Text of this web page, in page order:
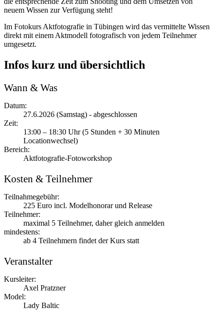
neuem Wissen zur Verfügung steht!
Im Fotokurs Aktfotografie in Tübingen wird das vermittelte Wissen
direkt mit einem Aktmodell fotografisch von jedem Teilnehmer
umgesetzt.
Infos kurz und übersichtlich
Wann & Was
Datum:
27.6.2026 (Samstag) - abgeschlossen
Zeit:
13:00 – 18:30 Uhr (5 Stunden + 30 Minuten
Locationwechsel)
Bereich:
Aktfotografie-Fotoworkshop
Kosten & Teilnehmer
Teilnahmegebühr:
225 Euro incl. Modelhonorar und Release
Teilnehmer:
maximal 5 Teilnehmer, daher gleich anmelden
mindestens:
ab 4 Teilnehmern findet der Kurs statt
Veranstalter
Kursleiter:
Axel Pratzner
Model:
Lady Baltic